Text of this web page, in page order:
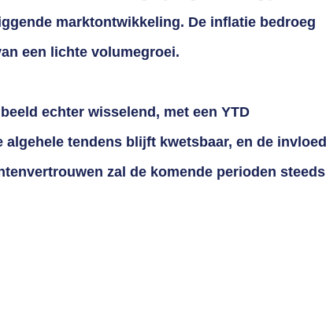
marktontwikkeling. De inflatie bedroeg
een lichte volumegroei.
echter wisselend, met een YTD
tendens blijft kwetsbaar, en de invloed
zal de komende perioden steeds